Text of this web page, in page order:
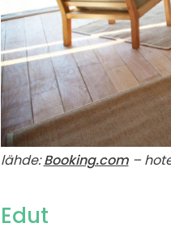
lähde:Booking.com–
Edut